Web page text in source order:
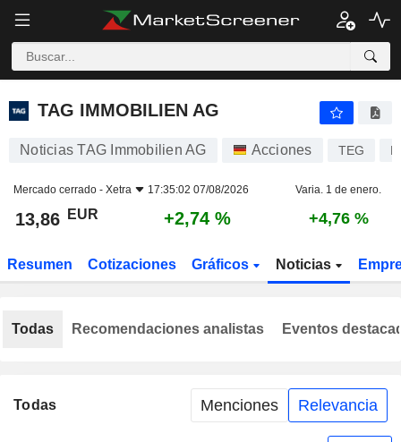
TAG IMMOBILIEN AG
TAG IMMOBILIEN AG
Noticias TAG Immobilien AG Acciones TEG
Mercado cerrado - Xetra 17:35:02 07/08/2026 Varia. 1 de enero.
13,86 EUR +2,74 % +4,76 %
Resumen Cotizaciones Gráficos Noticias
Todas Menciones Relevancia
Todas Recomendaciones analistas Eventos